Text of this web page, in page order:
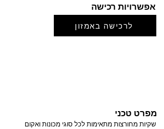
אפשרויות רכישה
לרכישה באמזון
מפרט טכני
שקיות מחורצות מתאימות לכל סוגי מכונות ואקום